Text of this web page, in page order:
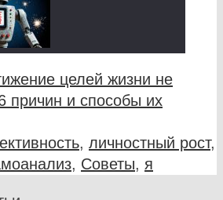
целей жизни не
причин и способы их
, личностный рост,
, Советы, я